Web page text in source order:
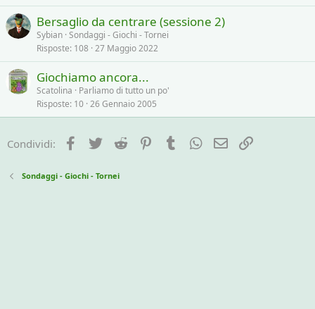
c
Bersaglio da centrare (sessione 2)
Sybian Sondaggi - Giochi - Tornei
Risposte 108 27 Maggio 2022
Giochiamo ancora...
Scatolina
Parliamo di tutto un po'
Risposte 10 26 Gennaio 2005
Condividi: Facebook
Twitter Reddit PinterestTumblrWhatsApp
e-mail
Sondaggi - Giochi - Tornei